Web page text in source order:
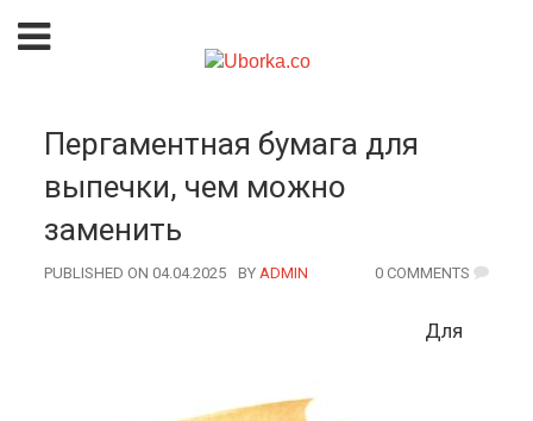
Пергаментная бумага для
выпечки, чем можно
заменить
PUBLISHED ON 04.04.2025 BY AUTHOR
ADMIN 0 COMMENTS
Для